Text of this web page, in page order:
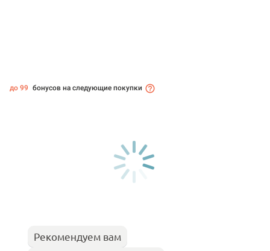
до 99 бонусов на следующие покупки
Рекомендуем вам